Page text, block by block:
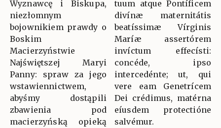
Wyznawcę i Biskupa,
niezłomnym
bojownikiem prawdy o
Boskim
Macierzyństwie
Najświętszej Maryi
Panny: spraw za jego
wstawiennictwem,
abyśmy dostąpili
zbawienia pod
macierzyńską opieką
tuum atque Pontíficem
divínæ maternitátis
beatíssimæ Vírginis
Maríæ assertórem
invíctum effecísti:
concéde, ipso
intercedénte; ut, qui
vere eam Genetrícem
Dei crédimus, matérna
eíusdem protectióne
salvémur.